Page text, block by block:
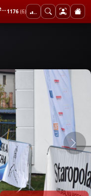
11. Górski Bieg Niepodległości1176 (6)